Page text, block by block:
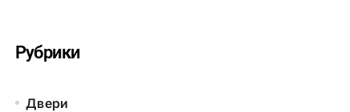
Рубрики
Двери